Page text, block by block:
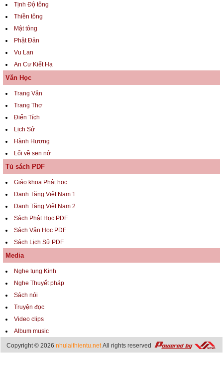
Tịnh Độ tông
Thiền tông
Mật tông
Phật Đản
Vu Lan
An Cư Kiết Hạ
Văn Học
Trang Văn
Trang Thơ
Điển Tích
Lịch Sử
Hành Hương
Lối về sen nở
Tủ sách PDF
Giáo khoa Phật học
Danh Tăng Việt Nam 1
Danh Tăng Việt Nam 2
Sách Phật Học PDF
Sách Văn Học PDF
Sách Lịch Sử PDF
Media
Nghe tụng Kinh
Nghe Thuyết pháp
Sách nói
Truyện đọc
Video clips
Album music
Copyright © 2026 nhulaithientu.netAll rights reserved